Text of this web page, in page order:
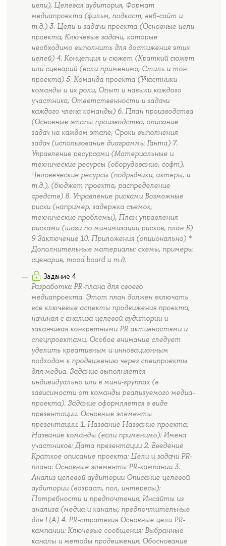
цели), Целевая аудитория, Формат
медиапроекта (фильм, подкаст, веб-сайт и
т.д.) 3. Цели и задачи проекта (Основные цели
проекта, Ключевые задачи, которые
необходимо выполнить для достижения этих
целей) 4. Концепция и сюжет (Краткий сюжет
или сценарий (если применимо, Стиль и тон
проекта) 5. Команда проекта (Участники
команды и их роли, Опыт и навыки каждого
участника, Ответственности и задачи
каждого члена команды) 6. План производства
(Основные этапы производства, описание
задач на каждом этапе, Сроки выполнения
задач (использование диаграммы Ганта) 7.
Управление ресурсами (Материальные и
технические ресурсы (оборудование, софт),
Человеческие ресурсы (подрядчики, актёры, и
т.д.), (бюджет проекта, распределение
средств) 8. Управление рисками Возможные
риски (например, задержка съемок,
технические проблемы), План управления
рисками (шаги по минимизации рисков, план Б)
9 Заключение 10. Приложения (опционально) *
Дополнительные материалы: схемы, примеры
сценария, mood board и т.д.
Задание 4
Разработка PR-плана для своего
медиапроекта. Этот план должен включать
все ключевые аспекты продвижения проекта,
начиная с анализа целевой аудитории и
заканчивая конкретными PR активностями и
спецпроектами. Особое внимание следует
уделить креативным и инновационным
подходам к продвижению через спецпроекты
для медиа. Задание выполняется
индивидуально или в мини-группах (в
зависимости от команды реализуемого медиа-
проекта). Задание оформляется в виде
презентации. Основные элементы
презентации: 1. Название Название проекта:
Название команды (если применимо): Имена
участников: Дата презентации 2. Введение
Краткое описание проекта: Цели и задачи PR-
плана: Основные элементы PR-кампании 3.
Анализ целевой аудитории Описание целевой
аудитории (возраст, пол, интересы):
Потребности и предпочтения: Инсайты из
анализа (медиа и каналы, предпочтительные
для ЦА) 4. PR-стратегия Основные цели PR-
кампании: Ключевые сообщения: Выбранные
каналы и методы продвижения: Обоснование